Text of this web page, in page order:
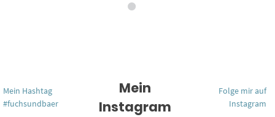
Mein Hashtag
#fuchsundbaer
Mein
Instagram
Folge mir auf
Instagram